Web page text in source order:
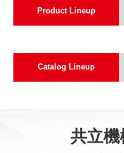
Product Lineup
Catalog Lineup
共立